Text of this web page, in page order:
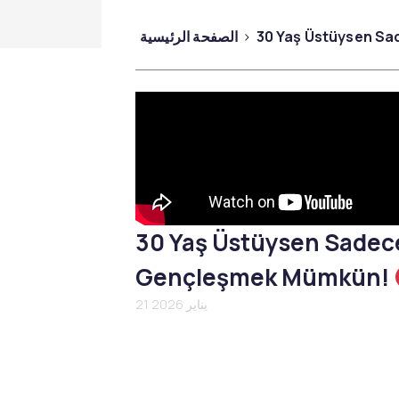
Emtone
الصفحة الرئيسية 30 Yaş Üstüysen
30 Yaş Üstüysen
Gençleşmek Mümkün!
21 يناير 2026